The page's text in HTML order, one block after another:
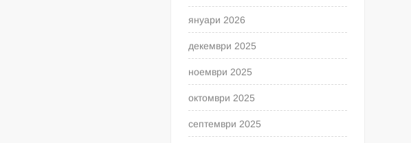
януари 2026
декември 2025
ноември 2025
октомври 2025
септември 2025